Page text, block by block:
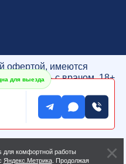
офертой, имеются
с врачом. 18+
оказывается по адресу
для комфортной работы
Яндекс.Метрика. Продолжая
для выезда